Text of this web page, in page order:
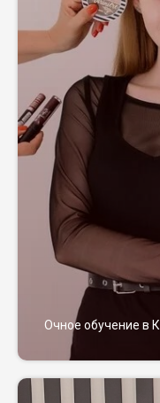
Очное обучение в